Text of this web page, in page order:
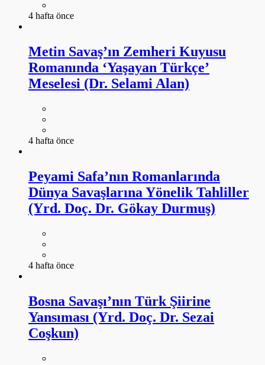
4 hafta önce
Metin Savaş’ın Zemheri Kuyusu
Romanında ‘Yaşayan Türkçe’
Meselesi (Dr. Selami Alan)
4 hafta önce
Peyami Safa’nın Romanlarında
Dünya Savaşlarına Yönelik Tahliller
(Yrd. Doç. Dr. Gökay Durmuş)
4 hafta önce
Bosna Savaşı’nın Türk Şiirine
Yansıması (Yrd. Doç. Dr. Sezai
Coşkun)